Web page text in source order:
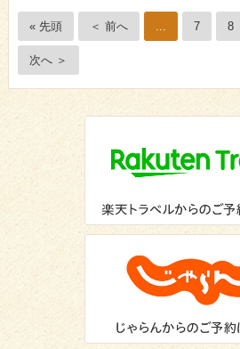
« 先頭 ＜ 前へ ... 7 8
次へ ＞